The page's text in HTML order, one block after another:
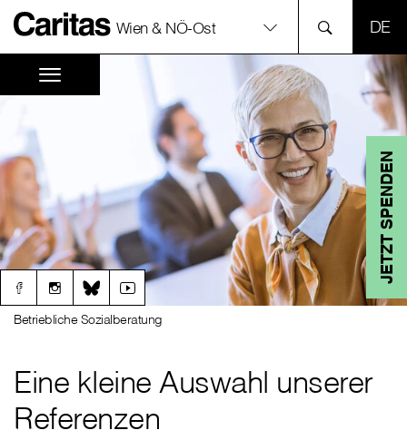
Wien & NÖ-Ost
JETZT SPENDEN
Eine kleine Auswahl unserer
Referenzen
Betriebliche Sozialberatung